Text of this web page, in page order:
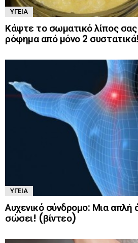
ΥΓΕΊΑ
Κάψτε το σωματικό λίπος
ρόφημα από μόνο 2 συστατικά!
ΥΓΕΊΑ
Αυχενικό σύνδρομο: Μια
σώσει! (βίντεο)